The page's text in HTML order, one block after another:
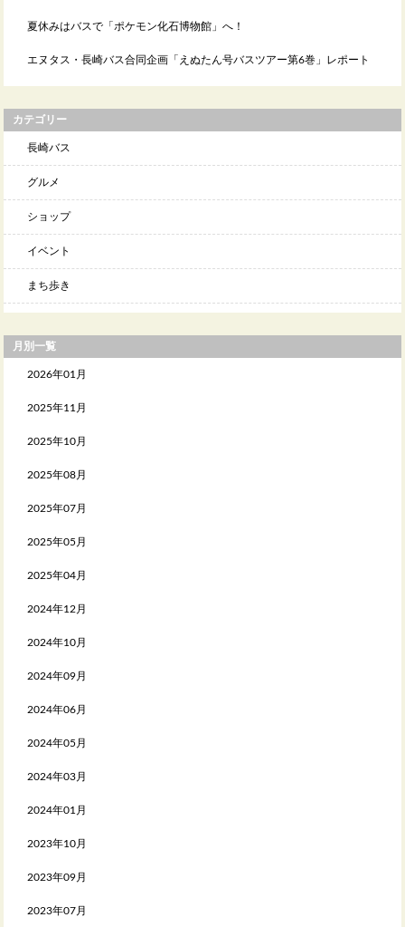
夏休みはバスで「ポケモン化石博物館」へ！
エヌタス・長崎バス合同企画「えぬたん号バスツアー第6巻」レポート
カテゴリー
長崎バス
グルメ
ショップ
イベント
まち歩き
月別一覧
2026年01月
2025年11月
2025年10月
2025年08月
2025年07月
2025年05月
2025年04月
2024年12月
2024年10月
2024年09月
2024年06月
2024年05月
2024年03月
2024年01月
2023年10月
2023年09月
2023年07月